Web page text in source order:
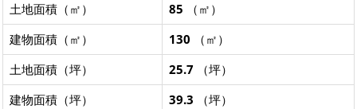
土地面積（㎡）
85 （㎡）
建物面積（㎡）
130 （㎡）
土地面積（坪）
25.7 （坪）
建物面積（坪）
39.3 （坪）